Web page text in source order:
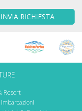
INVIA RICHIESTA
Resort